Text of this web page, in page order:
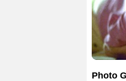
Photo